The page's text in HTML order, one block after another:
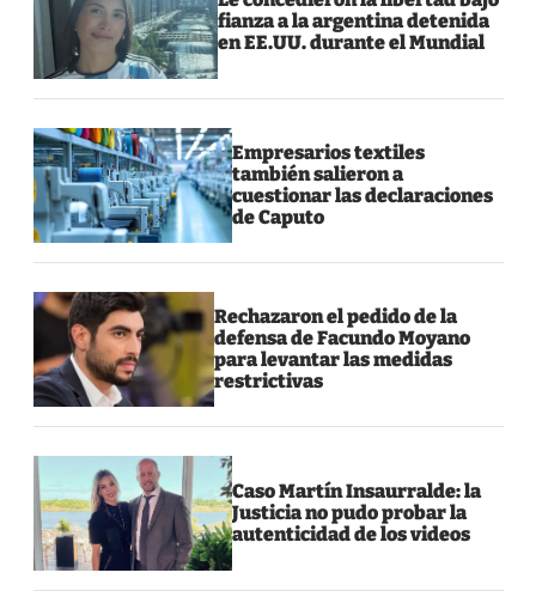
fianza a la argentina detenida
en EE.UU. durante el Mundial
Empresarios textiles
también salieron a
cuestionar las declaraciones
de Caputo
Rechazaron el pedido de la
defensa de Facundo Moyano
para levantar las medidas
restrictivas
Caso Martín Insaurralde: la
Justicia no pudo probar la
autenticidad de los videos